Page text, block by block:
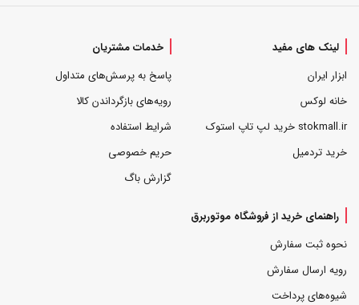
لینک های مفید
ابزار ایران
خانه لوکس
stokmall.ir خرید لپ تاپ استوک
خرید تردمیل
خدمات مشتریان
پاسخ به پرسش‌های متداول
رویه‌های بازگرداندن کالا
شرایط استفاده
حریم خصوصی
گزارش باگ
راهنمای خرید از فروشگاه موتوربرق
نحوه ثبت سفارش
رویه ارسال سفارش
شیوه‌های پرداخت